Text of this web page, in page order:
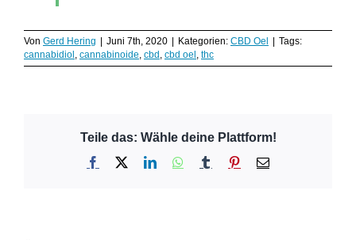
Von Gerd Hering | Juni 7th, 2020 | Kategorien: CBD Oel | Tags:
cannabidiol, cannabinoide, cbd, cbd oel, thc
Teile das: Wähle deine Plattform!
Facebook LinkedInWhatsApp
Tumblr Pinterest
E-